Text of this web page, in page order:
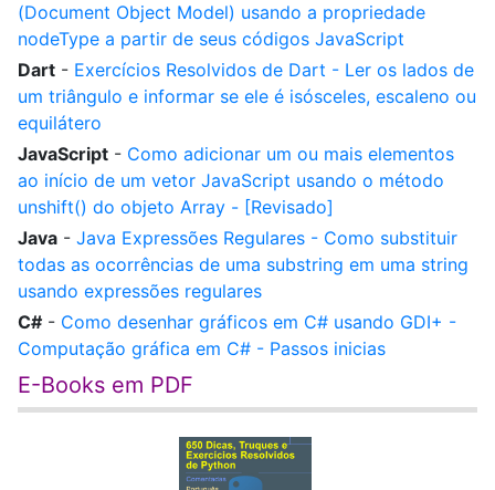
(Document Object Model) usando a propriedade
nodeType a partir de seus códigos JavaScript
Dart - Exercícios Resolvidos de Dart - Ler os lados de
um triângulo e informar se ele é isósceles, escaleno ou
equilátero
JavaScript - Como adicionar um ou mais elementos
ao início de um vetor JavaScript usando o método
unshift() do objeto Array - [Revisado]
Java - Java Expressões Regulares - Como substituir
todas as ocorrências de uma substring em uma string
usando expressões regulares
C# - Como desenhar gráficos em C# usando GDI+ -
Computação gráfica em C# - Passos inicias
E-Books em PDF